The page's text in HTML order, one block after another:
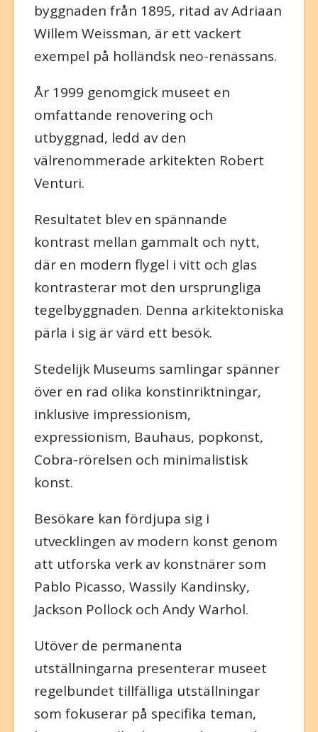
byggnaden från 1895, ritad av Adriaan
Willem Weissman, är ett vackert
exempel på holländsk neo-renässans.
År 1999 genomgick museet en
omfattande renovering och
utbyggnad, ledd av den
välrenommerade arkitekten Robert
Venturi.
Resultatet blev en spännande
kontrast mellan gammalt och nytt,
där en modern flygel i vitt och glas
kontrasterar mot den ursprungliga
tegelbyggnaden. Denna arkitektoniska
pärla i sig är värd ett besök.
Stedelijk Museums samlingar spänner
över en rad olika konstinriktningar,
inklusive impressionism,
expressionism, Bauhaus, popkonst,
Cobra-rörelsen och minimalistisk
konst.
Besökare kan fördjupa sig i
utvecklingen av modern konst genom
att utforska verk av konstnärer som
Pablo Picasso, Wassily Kandinsky,
Jackson Pollock och Andy Warhol.
Utöver de permanenta
utställningarna presenterar museet
regelbundet tillfälliga utställningar
som fokuserar på specifika teman,